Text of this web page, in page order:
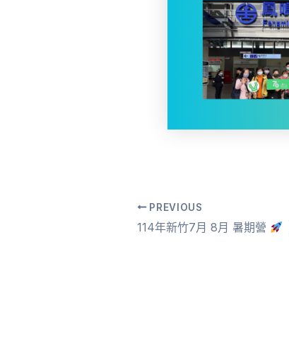
Post
navigation
PREVIOUS
114年新竹7月 8月 暑期營